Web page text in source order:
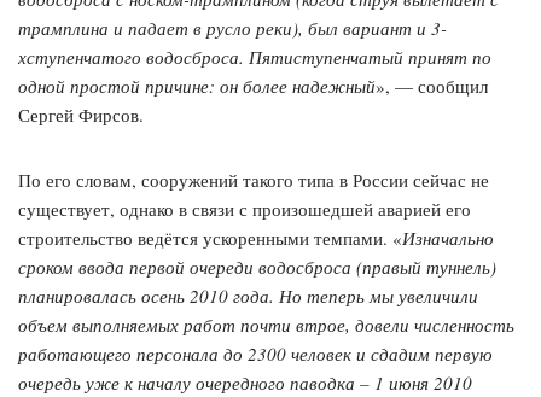
трамплина и падает в русло реки), был вариант и 3-
хступенчатого водосброса. Пятиступенчатый принят по
одной простой причине: он более надежный», — сообщил
Сергей Фирсов.
По его словам, сооружений такого типа в России сейчас не
существует, однако в связи с произошедшей аварией его
строительство ведётся ускоренными темпами. «Изначально
сроком ввода первой очереди водосброса (правый туннель)
планировалась осень 2010 года. Но теперь мы увеличили
объем выполняемых работ почти втрое, довели численность
работающего персонала до 2300 человек и сдадим первую
очередь уже к началу очередного паводка – 1 июня 2010